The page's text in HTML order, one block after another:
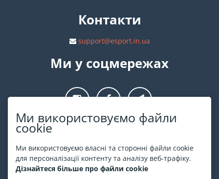
Ми використовуємо файли
cookie
Ми використовуємо власні та сторонні файли cookie
для персоналізації контенту та аналізу веб-трафіку.
Дізнайтеся більше про файли cookie
Контакти
support@esport.in.ua
Ми у соцмережах
Про ESPORT .in.ua
На ESPORT.in.ua представлена афіша Києва та інших міст
України. Всі квитки продаються офіційно. Ми працюємо
безпосередньо з касами.